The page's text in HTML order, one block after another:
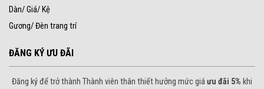
Dàn/ Giá/ Kệ
Gương/ Đèn trang trí
ĐĂNG KÝ ƯU ĐÃI
Đăng ký để trở thành Thành viên thân thiết hưởng mức giáưu đãi 5% khi